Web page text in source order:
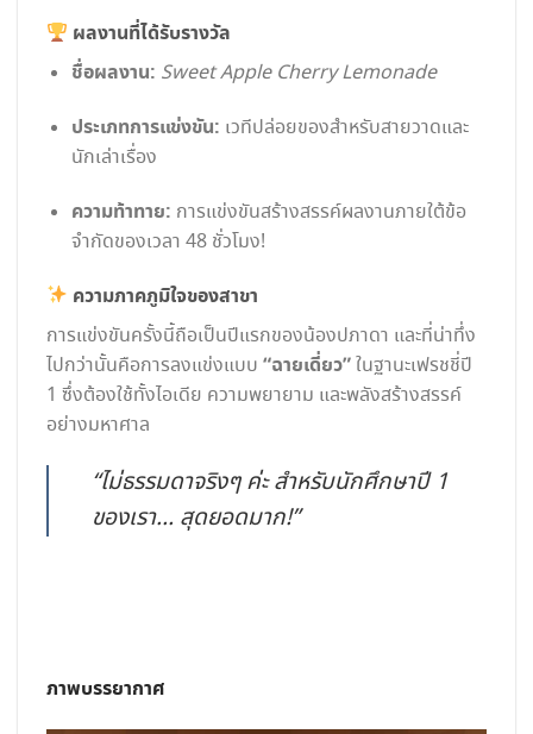
ผลงานที่ได้รับรางวัล
ชื่อผลงาน: Sweet Apple Cherry Lemonade
ประเภทการแข่งขัน: เวทีปล่อยของสำหรับสายวาดและ
นักเล่าเรื่อง
ความท้าทาย: การแข่งขันสร้างสรรค์ผลงานภายใต้ข้อ
จำกัดของเวลา 48 ชั่วโมง!
ความภาคภูมิใจของสาขา
การแข่งขันครั้งนี้ถือเป็นปีแรกของน้องปภาดา และที่น่าทึ่ง
ไปกว่านั้นคือการลงแข่งแบบ “ฉายเดี่ยว”ในฐานะเฟรชชี่ปี
1 ซึ่งต้องใช้ทั้งไอเดีย ความพยายาม และพลังสร้างสรรค์
อย่างมหาศาล
“ไม่ธรรมดาจริงๆ ค่ะ สำหรับนักศึกษาปี 1
ของเรา… สุดยอดมาก!”
ภาพบรรยากาศ